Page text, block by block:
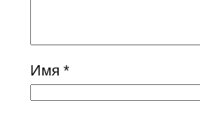
Имя *